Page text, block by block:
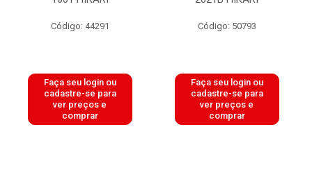
Código: 44291
Faça seu login ou
cadastre-se para
ver preços e
comprar
Código: 50793
Faça seu login ou
cadastre-se para
ver preços e
comprar